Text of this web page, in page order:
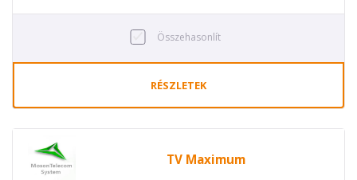
Összehasonlít
RÉSZLETEK
TV Maximum